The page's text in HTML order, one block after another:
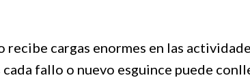
cargas enormes en las
fallo o nuevo esguince puede